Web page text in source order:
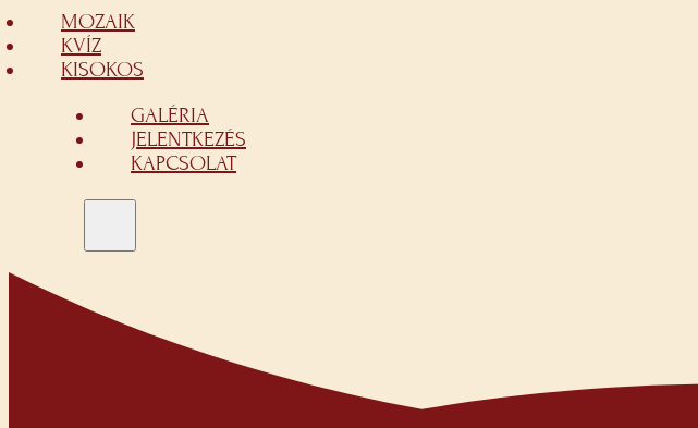
MOZAIK
KVÍZ
KISOKOS
GALÉRIA
JELENTKEZÉS
KAPCSOLAT